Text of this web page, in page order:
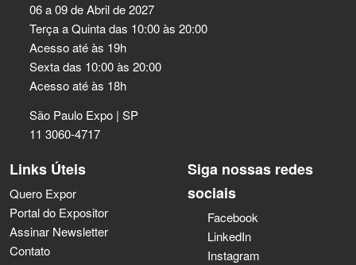
06 a 09 de Abril de 2027
Terça a Quinta das 10:00 às 20:00
Acesso até às 19h
Sexta das 10:00 às 20:00
Acesso até às 18h
São Paulo Expo | SP
11 3060-4717
Links Úteis
Quero Expor
Portal do Expositor
Assinar Newsletter
Contato
Siga nossas redes
sociais
Facebook
LinkedIn
Instagram